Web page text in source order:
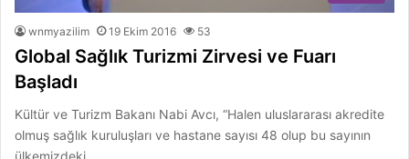
wnmyazilim 19 Ekim 2016 53
Global Sağlık Turizmi Zirvesi ve Fuarı
Başladı
Kültür ve Turizm Bakanı Nabi Avcı, “Halen uluslararası akredite
olmuş sağlık kuruluşları ve hastane sayısı 48 olup bu sayının
ülkemizdeki…